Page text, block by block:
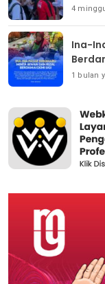
4
Ina-
1 bulan